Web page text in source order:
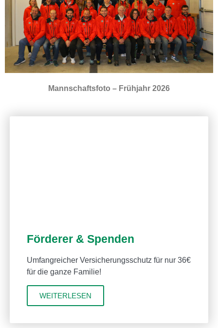
Mannschaftsfoto – Frühjahr 2026
Förderer & Spenden
Umfangreicher Versicherungsschutz für nur 36€
für die ganze Familie!
WEITERLESEN